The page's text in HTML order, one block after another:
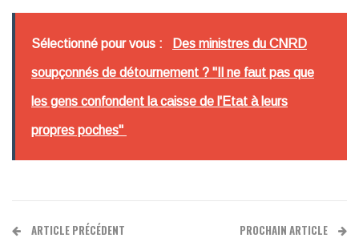
Sélectionné pour vous : Des ministres du CNRD
soupçonnés de détournement ? "Il ne faut pas que
les gens confondent la caisse de l'Etat à leurs
propres poches"
ARTICLE PRÉCÉDENT PROCHAIN ARTICLE